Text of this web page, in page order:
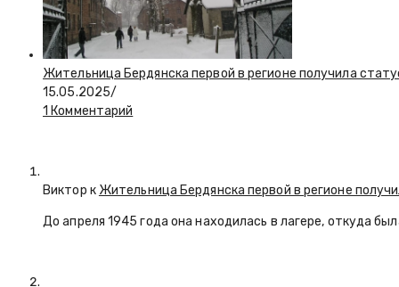
Жительница Бердянска первой в регионе получила
15.05.2025/
1 Комментарий
Виктор к Жительница Бердянска первой в регионе
До апреля 1945 года она находилась в лагере, откуда